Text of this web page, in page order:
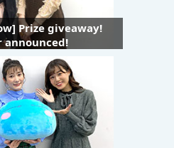
Prize giveaway!
announced!